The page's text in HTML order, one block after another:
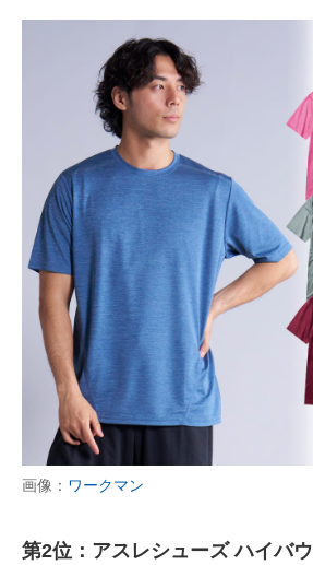
画像： ワークマン
第2位：アスレシューズ ハイバ